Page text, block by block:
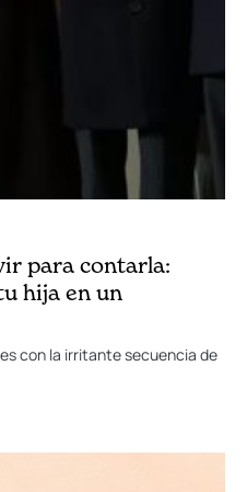
para contarla:
hija en un
con la irritante secuencia de